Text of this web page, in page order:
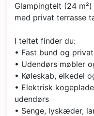
Glampingtelt (24
med privat terrasse
I teltet finder du:
• Fast bund og
• Udendørs møbler
• Køleskab, elkedel
• Elektrisk
udendørs
• Senge, lyskæder,